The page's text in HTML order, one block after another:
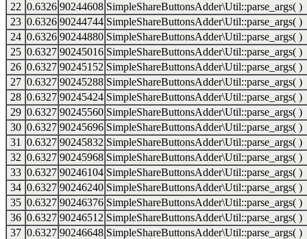
22 0.6326 90244608 SimpleShareButtonsAdder\Util::parse_args( )
23 0.6326 90244744 SimpleShareButtonsAdder\Util::parse_args( )
24 0.6326 90244880 SimpleShareButtonsAdder\Util::parse_args( )
25 0.6327 90245016 SimpleShareButtonsAdder\Util::parse_args( )
26 0.6327 90245152 SimpleShareButtonsAdder\Util::parse_args( )
27 0.6327 90245288 SimpleShareButtonsAdder\Util::parse_args( )
28 0.6327 90245424 SimpleShareButtonsAdder\Util::parse_args( )
29 0.6327 90245560 SimpleShareButtonsAdder\Util::parse_args( )
30 0.6327 90245696 SimpleShareButtonsAdder\Util::parse_args( )
31
0.6327 90245832 SimpleShareButtonsAdder\Util::parse_args( )
32 0.6327 90245968 SimpleShareButtonsAdder\Util::parse_args( )
33 0.6327 90246104 SimpleShareButtonsAdder\Util::parse_args( )
34 0.6327 90246240 SimpleShareButtonsAdder\Util::parse_args( )
35 0.6327 90246376 SimpleShareButtonsAdder\Util::parse_args( )
36 0.6327 90246512 SimpleShareButtonsAdder\Util::parse_args( )
37 0.6327 90246648 SimpleShareButtonsAdder\Util::parse_args( )